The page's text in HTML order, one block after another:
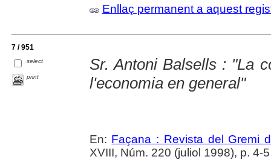
Enllaç permanent a aquest
7 / 951
select
print
Sr. Antoni Balsells : "La
l'economia en general"
En: Façana : Revista del Gremi
XVIII, Núm. 220 (juliol 1998), p. 4-5